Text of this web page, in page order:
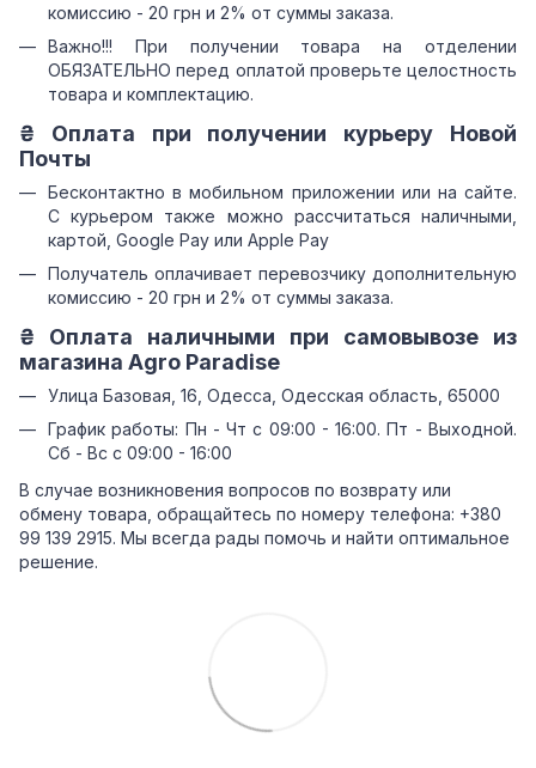
комиссию - 20 грн и 2% от суммы заказа.
Важно!!! При получении товара на отделении
ОБЯЗАТЕЛЬНО перед оплатой проверьте целостность
товара и комплектацию.
₴ Оплата при получении курьеру Новой
Почты
Бесконтактно в мобильном приложении или на сайте.
С курьером также можно рассчитаться наличными,
картой, Google Pay или Apple Pay
Получатель оплачивает перевозчику дополнительную
комиссию - 20 грн и 2% от суммы заказа.
₴ Оплата наличными при самовывозе из
магазина Agro Paradise
Улица Базовая, 16, Одесса, Одесская область, 65000
График работы: Пн - Чт с 09:00 - 16:00. Пт - Выходной.
Сб - Вс с 09:00 - 16:00
В случае возникновения вопросов по возврату или
обмену товара, обращайтесь по номеру телефона: +380
99 139 2915. Мы всегда рады помочь и найти оптимальное
решение.